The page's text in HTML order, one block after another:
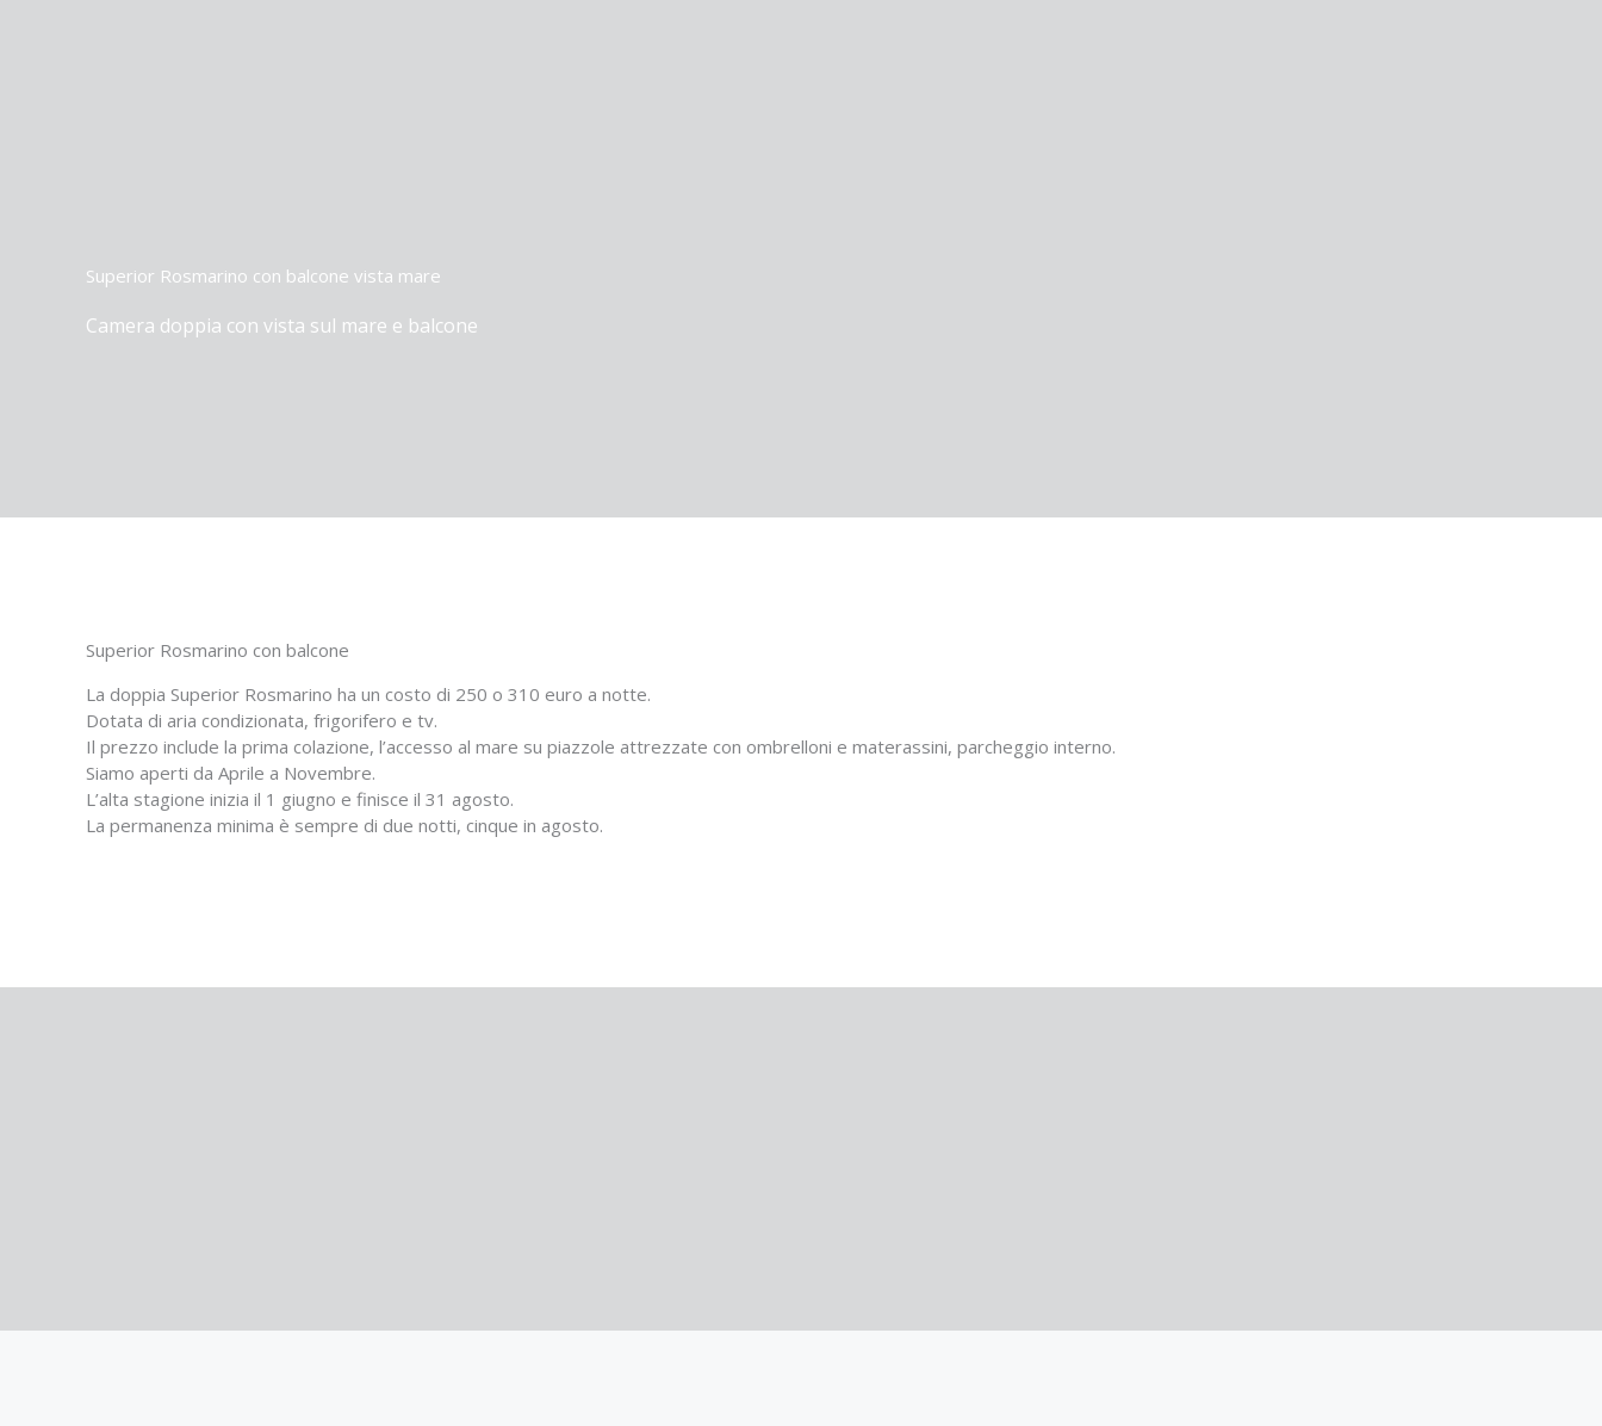
Superior Rosmarino con balcone vista mare
Camera doppia con vista sul mare e balcone
Superior Rosmarino con balcone
La doppia Superior Rosmarino ha un costo di 250 o 310 euro a notte.
Dotata di aria condizionata, frigorifero e tv.
Il prezzo include la prima colazione, l’accesso al mare su piazzole attrezzate con ombrelloni e materassini, parcheggio interno.
Siamo aperti da Aprile a Novembre.
L’alta stagione inizia il 1 giugno e finisce il 31 agosto.
La permanenza minima è sempre di due notti, cinque in agosto.